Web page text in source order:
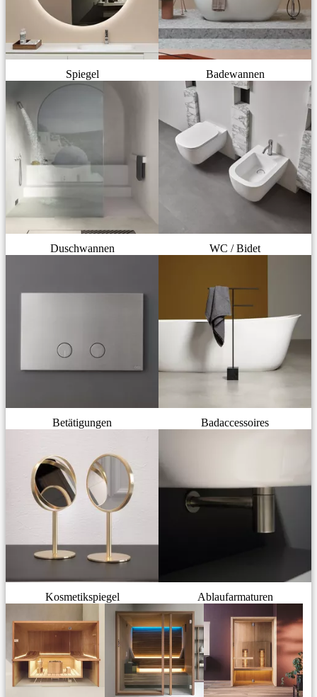
Spiegel Badewannen
Duschwannen WC / Bidet
Betätigungen Badaccessoires
Kosmetikspiegel Ablaufarmaturen